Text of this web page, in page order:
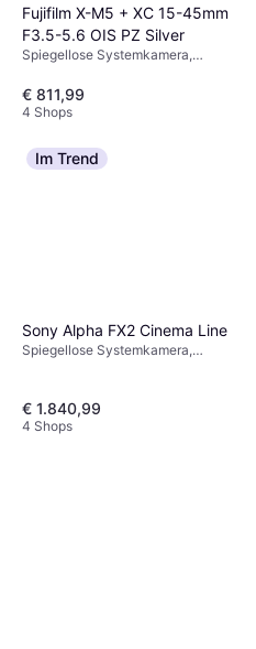
Fujifilm X-M5 + XC 15-45mm
F3.5-5.6 OIS PZ Silver
Spiegellose Systemkamera,
Sequenzaufnahme,
Gesichtserkennung, 355g
€ 811,99
4 Shops
Im Trend
Sony Alpha FX2 Cinema Line
Spiegellose Systemkamera,
€ 1.840,99
4 Shops